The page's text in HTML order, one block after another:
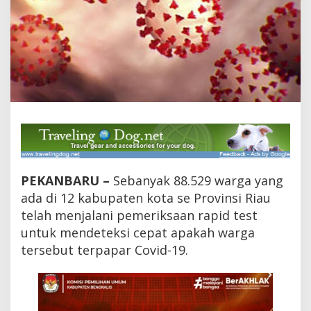
a
a
h
R
a
i
d
T
s
t
,
1
.
8
R
e
a
PEKANBARU – Sebanyak 88.529 warga yang
ada di 12 kabupaten kota se Provinsi Riau
telah menjalani pemeriksaan rapid test
untuk mendeteksi cepat apakah warga
tersebut terpapar Covid-19.